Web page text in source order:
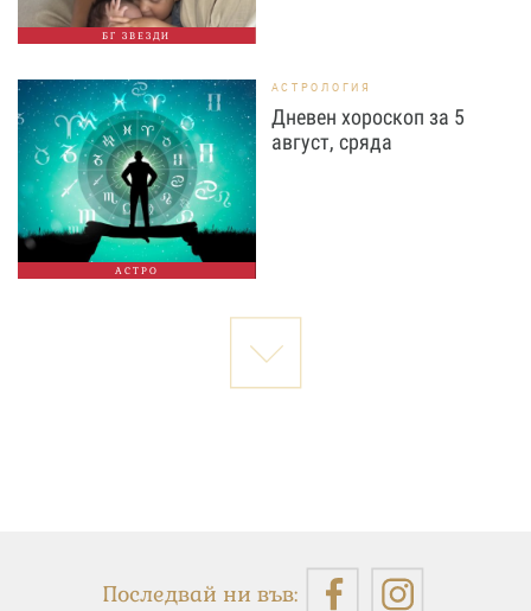
БГ ЗВЕЗДИ
АСТРО
АСТРОЛОГИЯ
Дневен хороскоп за 5
август, сряда
Последвай ни във: